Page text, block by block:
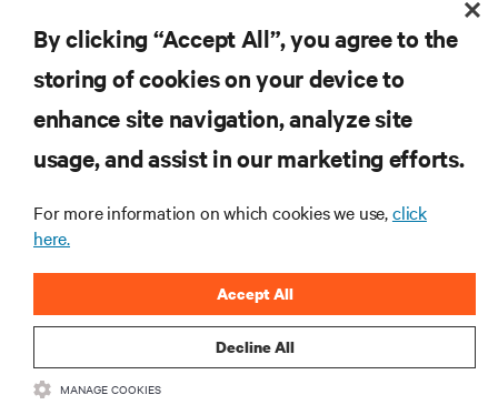
INSCREVA-SE AGORA
RECURSOS
CORPORATIVO
CONECTE-SE CONOSCO
By clicking “Accept All”, you agree to the
storing of cookies on your device to
enhance site navigation, analyze site
usage, and assist in our marketing efforts.
For more information on which cookies we use,click
here.
Decline All
Accept All
MANAGE COOKIES